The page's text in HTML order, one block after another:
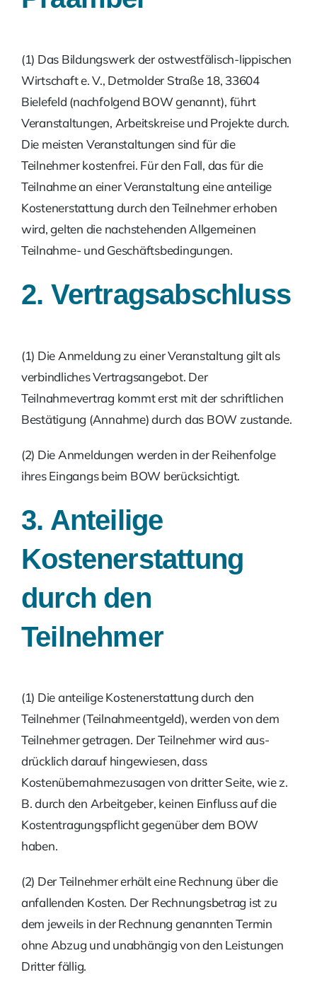
Kontakt
Nach:
(1) Das Bildungswerk der ostwestfälisch-lippischen
Wirtschaft e. V., Detmolder Straße 18, 33604
Bielefeld (nachfolgend BOW genannt), führt
Veranstaltungen, Arbeitskreise und Projekte durch.
Die meisten Veranstaltungen sind für die
Teilnehmer kostenfrei. Für den Fall, das für die
Teilnahme an einer Veranstaltung eine anteilige
Kostenerstattung durch den Teilnehmer erhoben
wird, gelten die nachstehenden Allgemeinen
Teilnahme- und Geschäftsbedingungen.
2. Vertragsabschluss
(1) Die Anmeldung zu einer Veranstaltung gilt als
verbindliches Vertragsangebot. Der
Teilnahmevertrag kommt erst mit der schriftlichen
Bestätigung (Annahme) durch das BOW zustande.
(2) Die Anmeldungen werden in der Reihenfolge
ihres Eingangs beim BOW berücksichtigt.
3. Anteilige
Kostenerstattung
durch den
Teilnehmer
(1) Die anteilige Kostenerstattung durch den
Teilnehmer (Teilnahmeentgeld), werden von dem
Teilnehmer getragen. Der Teilnehmer wird aus­
drücklich darauf hingewiesen, dass
Kostenübernahmezusagen von dritter Seite, wie z.
B. durch den Arbeitgeber, keinen Einfluss auf die
Kostentragungspflicht gegenüber dem BOW
haben.
(2) Der Teilnehmer erhält eine Rechnung über die
anfallenden Kosten. Der Rechnungsbetrag ist zu
dem jeweils in der Rechnung genannten Termin
ohne Abzug und unabhängig von den Leistungen
Dritter fällig.